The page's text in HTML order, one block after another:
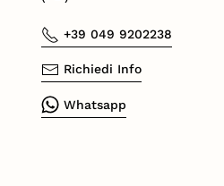
+39 049 9202238
Richiedi Info
Whatsapp